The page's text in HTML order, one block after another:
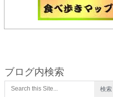
ブログ内検索